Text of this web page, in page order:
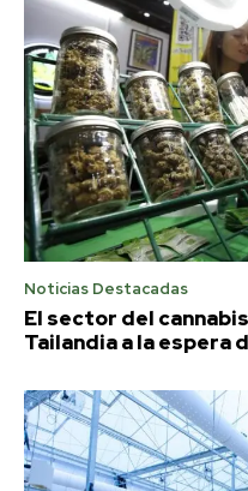
Noticias Destacadas
El sector del
Tailandia a la espera